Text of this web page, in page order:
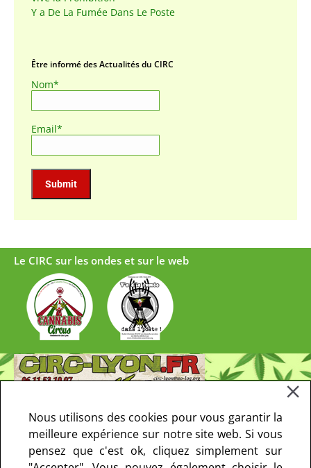
Y a De La Fumée Dans Le Poste
Être informé des Actualités du CIRC
Nom*
Email*
Le CIRC sur les ondes et sur le web
Nous utilisons des cookies pour vous garantir la
meilleure expérience sur notre site web. Si vous
pensez que c'est ok, cliquez simplement sur